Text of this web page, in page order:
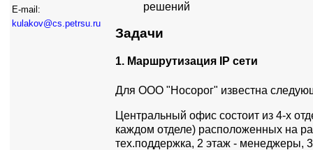
E-mail:
kulakov@cs.petrsu.ru
решений
Задачи
1. Маршрутизация IP сети
Для ООО "Носорог" известна
Центральный офис состоит из 4-х
каждом отделе) расположенных на
тех.поддержка, 2 этаж - менеджеры,